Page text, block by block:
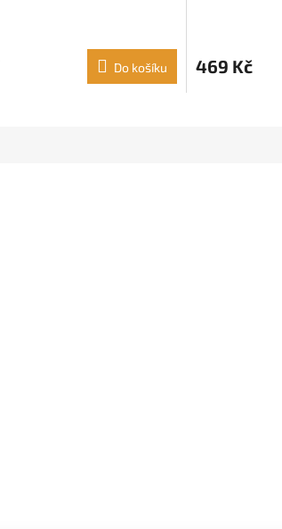
Do košíku 469 Kč